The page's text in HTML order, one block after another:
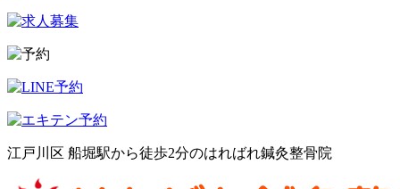
江戸川区 船堀駅から徒歩2分のはればれ鍼灸整骨院